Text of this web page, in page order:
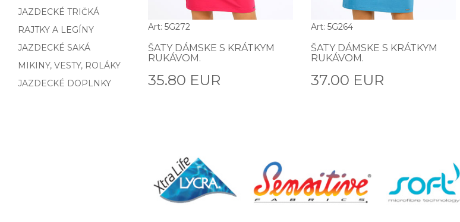
JAZDECKÉ TRIČKÁ
RAJTKY A LEGÍNY
JAZDECKÉ SAKÁ
MIKINY, VESTY, ROLÁKY
JAZDECKÉ DOPLNKY
Art: 5G272
ŠATY DÁMSKE S KRÁTKYM
RUKÁVOM.
35.80 EUR
Art: 5G264
ŠATY DÁMSKE S KRÁTKYM
RUKÁVOM.
37.00 EUR